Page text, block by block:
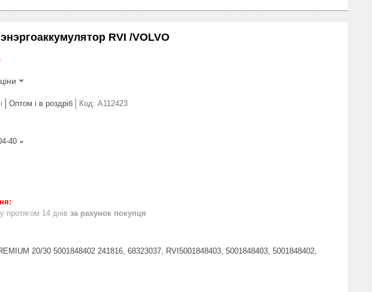
RVI /VOLVO
Оптом і в роздріб Код: A112423
40
протягом 14 днів за рахунок покупця
20/30 5001848402 241816, 68323037, RVI5001848403, 5001848403, 5001848402,